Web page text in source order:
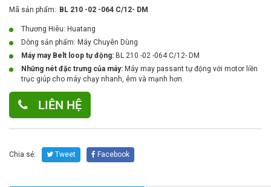
Mã sản phẩm: BL 210 -02 -064 C/12- DM
Thương Hiêu: Huatang
Dòng sản phẩm: Máy Chuyên Dùng
Máy may Belt loop tự động: BL 210 -02 -064 C/12- DM
Những nét đặc trưng của máy: Máy may passant tự động với motor liền
trục giúp cho máy chạy nhanh, êm và mạnh hơn.
LIÊN HỆ
Chia sẻ: Tweet Facebook